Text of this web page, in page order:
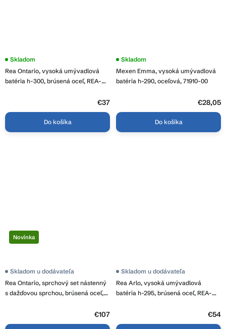
Rea Ontario, vysoká umývadlová
batéria h-300, brúsená oceľ, REA-
Skladom
€37
Do košíka
Mexen Emma, vysoká umývadlová
batéria h-290, oceľová, 71910-00
Skladom
€28,05
Do košíka
Novinka
Rea Ontario, sprchový set nástenný
s dažďovou sprchou, brúsená oceľ,
Skladom u dodávateľa
€107
Rea Arlo, vysoká umývadlová
batéria h-295, brúsená oceľ, REA-
Skladom u dodávateľa
€54